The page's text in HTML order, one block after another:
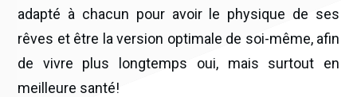
adapté à chacun pour avoir le physique de ses
rêves et être la version optimale de soi-même, afin
de vivre plus longtemps oui, mais surtout en
meilleure santé!